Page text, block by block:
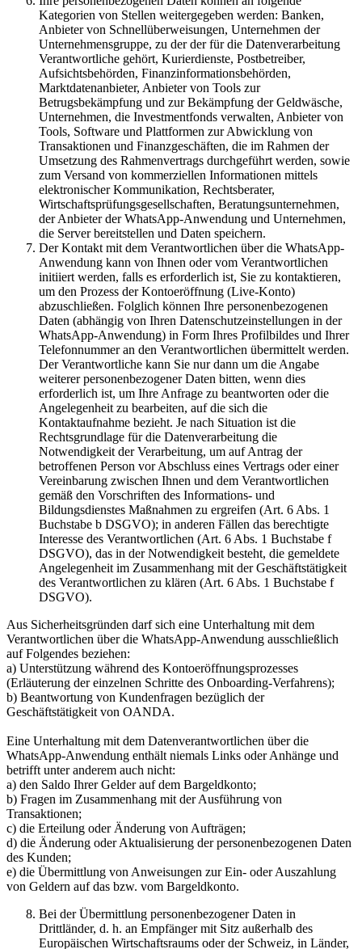
Kategorien von Stellen weitergegeben werden: Banken,
Anbieter von Schnellüberweisungen, Unternehmen der
Unternehmensgruppe, zu der der für die Datenverarbeitung
Verantwortliche gehört, Kurierdienste, Postbetreiber,
Aufsichtsbehörden, Finanzinformationsbehörden,
Marktdatenanbieter, Anbieter von Tools zur
Betrugsbekämpfung und zur Bekämpfung der Geldwäsche,
Unternehmen, die Investmentfonds verwalten, Anbieter von
Tools, Software und Plattformen zur Abwicklung von
Transaktionen und Finanzgeschäften, die im Rahmen der
Umsetzung des Rahmenvertrags durchgeführt werden, sowie
zum Versand von kommerziellen Informationen mittels
elektronischer Kommunikation, Rechtsberater,
Wirtschaftsprüfungsgesellschaften, Beratungsunternehmen,
der Anbieter der WhatsApp-Anwendung und Unternehmen,
die Server bereitstellen und Daten speichern.
Der Kontakt mit dem Verantwortlichen über die WhatsApp-
Anwendung kann von Ihnen oder vom Verantwortlichen
initiiert werden, falls es erforderlich ist, Sie zu kontaktieren,
um den Prozess der Kontoeröffnung (Live-Konto)
abzuschließen. Folglich können Ihre personenbezogenen
Daten (abhängig von Ihren Datenschutzeinstellungen in der
WhatsApp-Anwendung) in Form Ihres Profilbildes und Ihrer
Telefonnummer an den Verantwortlichen übermittelt werden.
Der Verantwortliche kann Sie nur dann um die Angabe
weiterer personenbezogener Daten bitten, wenn dies
erforderlich ist, um Ihre Anfrage zu beantworten oder die
Angelegenheit zu bearbeiten, auf die sich die
Kontaktaufnahme bezieht. Je nach Situation ist die
Rechtsgrundlage für die Datenverarbeitung die
Notwendigkeit der Verarbeitung, um auf Antrag der
betroffenen Person vor Abschluss eines Vertrags oder einer
Vereinbarung zwischen Ihnen und dem Verantwortlichen
gemäß den Vorschriften des Informations- und
Bildungsdienstes Maßnahmen zu ergreifen (Art. 6 Abs. 1
Buchstabe b DSGVO); in anderen Fällen das berechtigte
Interesse des Verantwortlichen (Art. 6 Abs. 1 Buchstabe f
DSGVO), das in der Notwendigkeit besteht, die gemeldete
Angelegenheit im Zusammenhang mit der Geschäftstätigkeit
des Verantwortlichen zu klären (Art. 6 Abs. 1 Buchstabe f
DSGVO).
Aus Sicherheitsgründen darf sich eine Unterhaltung mit dem
Verantwortlichen über die WhatsApp-Anwendung ausschließlich
auf Folgendes beziehen:
a) Unterstützung während des Kontoeröffnungsprozesses
(Erläuterung der einzelnen Schritte des Onboarding-Verfahrens);
b) Beantwortung von Kundenfragen bezüglich der
Geschäftstätigkeit von OANDA.
Eine Unterhaltung mit dem Datenverantwortlichen über die
WhatsApp-Anwendung enthält niemals Links oder Anhänge und
betrifft unter anderem auch nicht:
a) den Saldo Ihrer Gelder auf dem Bargeldkonto;
b) Fragen im Zusammenhang mit der Ausführung von
Transaktionen;
c) die Erteilung oder Änderung von Aufträgen;
d) die Änderung oder Aktualisierung der personenbezogenen Daten
des Kunden;
e) die Übermittlung von Anweisungen zur Ein- oder Auszahlung
von Geldern auf das bzw. vom Bargeldkonto.
Bei der Übermittlung personenbezogener Daten in
Drittländer, d. h. an Empfänger mit Sitz außerhalb des
Europäischen Wirtschaftsraums oder der Schweiz, in Länder,